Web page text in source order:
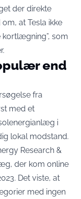
der direkte
at Tesla ikke
som
end
fra
med et
i
lokal modstand.
Research &
der kom online
Det viste, at
med ingen